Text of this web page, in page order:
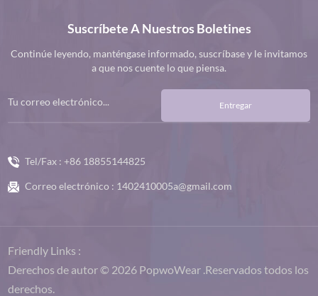
Suscríbete A Nuestros Boletines
Continúe leyendo, manténgase informado, suscríbase y le invitamos
a que nos cuente lo que piensa.
Entregar
Tel/Fax : +86 18855144825
Correo electrónico : 1402410005a@gmail.com
Friendly Links :
Derechos de autor © 2026 PopwoWear .Reservados todos los
derechos.